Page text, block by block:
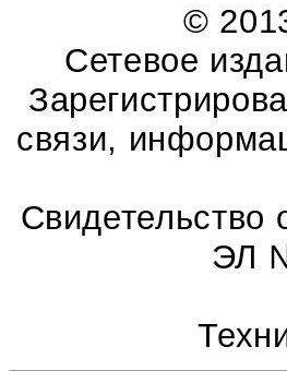
©
Сетевое
связи,
Свидетельство
ЭЛ